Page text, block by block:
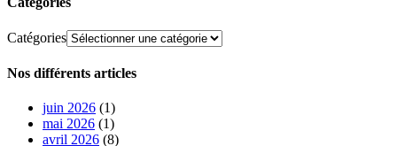
Catégories
Nos différents articles
juin 2026 (1)
mai 2026 (1)
avril 2026 (8)